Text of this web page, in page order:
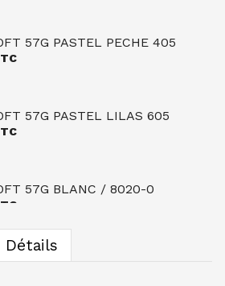
57G PASTEL PECHE 405
57G PASTEL LILAS 605
57G BLANC / 8020-0
57G LUMINESCENT /
Détails